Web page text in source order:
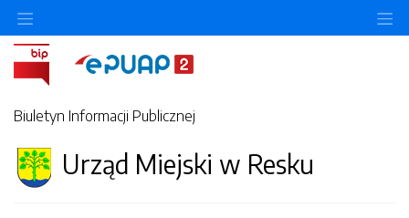
Biuletyn Informacji Publicznej
Urząd Miejski w Resku